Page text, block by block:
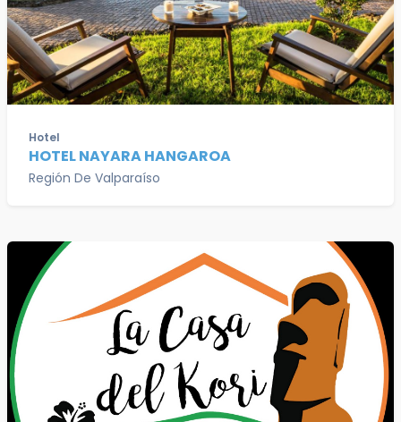
Hotel
HOTEL NAYARA HANGAROA
Región De Valparaíso